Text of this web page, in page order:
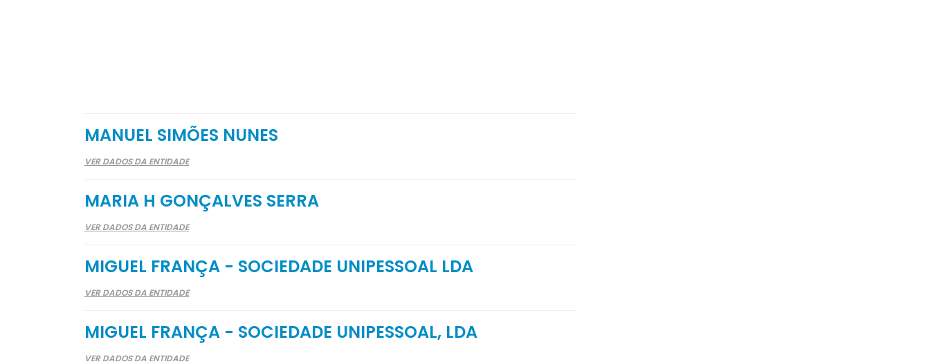
MANUEL SIMÕES NUNES
VER DADOS DA ENTIDADE
MARIA H GONÇALVES SERRA
VER DADOS DA ENTIDADE
MIGUEL FRANÇA - SOCIEDADE UNIPESSOAL LDA
VER DADOS DA ENTIDADE
MIGUEL FRANÇA - SOCIEDADE UNIPESSOAL, LDA
VER DADOS DA ENTIDADE